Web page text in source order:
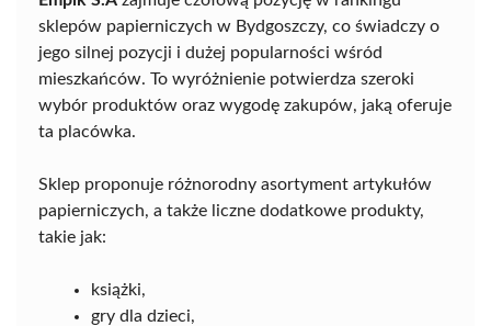
sklepów papierniczych w Bydgoszczy, co świadczy o
jego silnej pozycji i dużej popularności wśród
mieszkańców. To wyróżnienie potwierdza szeroki
wybór produktów oraz wygodę zakupów, jaką oferuje
ta placówka.
Sklep proponuje różnorodny asortyment artykułów
papierniczych, a także liczne dodatkowe produkty,
takie jak:
książki,
gry dla dzieci,